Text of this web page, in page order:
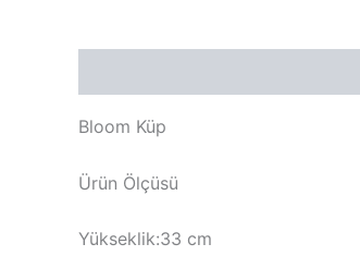
Bloom Küp
Ürün Ölçüsü
Yükseklik:33 cm